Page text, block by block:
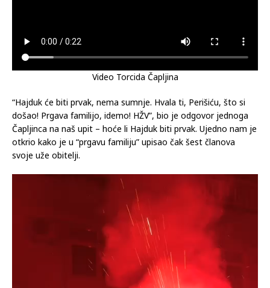
Video Torcida Čapljina
“Hajduk će biti prvak, nema sumnje. Hvala ti, Perišiću, što si
došao! Prgava familijo, idemo! HŽV”, bio je odgovor jednoga
Čapljinca na naš upit – hoće li Hajduk biti prvak. Ujedno nam je
otkrio kako je u “prgavu familiju” upisao čak šest članova
svoje uže obitelji.